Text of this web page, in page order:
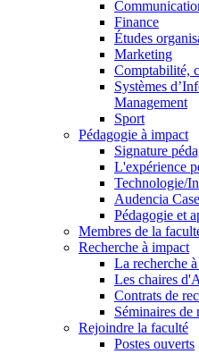
Finance
Études
Marketing
Comptabilité,
Systèmes
Management
Sport
Pédagogie à impact
Signature
L'expérience
Technologie/
Audencia
Pédagogie et
Membres de la
Recherche à impact
La recherche
Les chaires
Contrats de
Séminaires de
Rejoindre la faculté
Postes ouverts